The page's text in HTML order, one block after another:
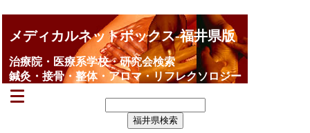
メディカルネットボックス-福井県版
治療院・医療系学校・研究会検索
鍼灸・接骨・整体・アロマ・リフレクソロジー